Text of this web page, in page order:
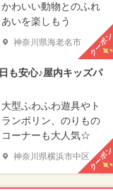
かわいい動物とのふれ
あいを楽しもう
神奈川県海老名市 クーポン
も安心♪屋内キッズパ
大型ふわふわ遊具やト
ランポリン、のりもの
コーナーも大人気☆
神奈川県横浜市中区クーポン